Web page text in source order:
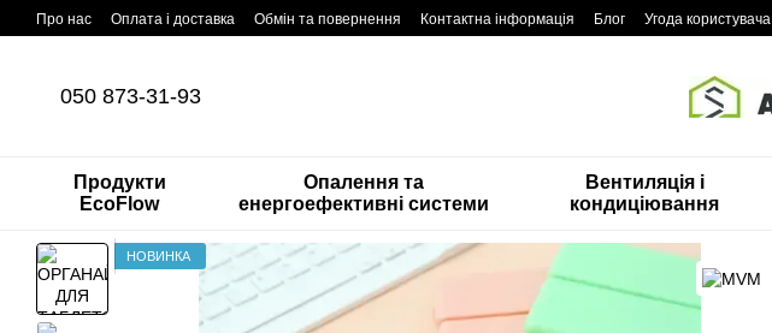
Перейти до основного контенту
Про нас Оплата і доставка Обмін та повернення Контактна інформація Блог Угода користувача
050 873-31-93
Продукти
EcoFlow
Опалення та
енергоефективні системи
Вентиляція і
кондиціювання
НОВИНКА